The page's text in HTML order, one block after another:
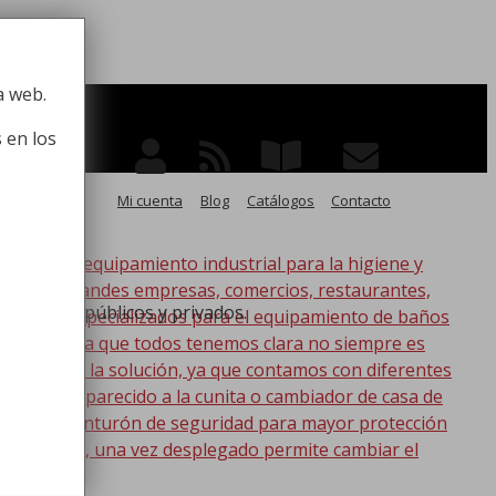
higiene
Mi cuenta Blog Catálogos Contacto
tipo de equipamiento industrial para la higiene y
para grandes empresas, comercios, restaurantes,
especializados para el equipamiento de baños
Esta idea que todos tenemos clara no siempre es
tenemos la solución, ya que contamos con diferentes
lo más parecido a la cunita o cambiador de casa de
con un cinturón de seguridad para mayor protección
la pared, una vez desplegado permite cambiar el
lavabos públicos y privados.
web.
en los